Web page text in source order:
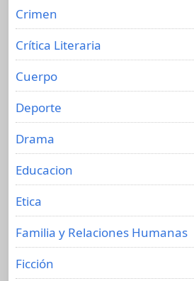
Crimen
Crítica Literaria
Cuerpo
Deporte
Drama
Educacion
Etica
Familia y Relaciones Humanas
Ficción